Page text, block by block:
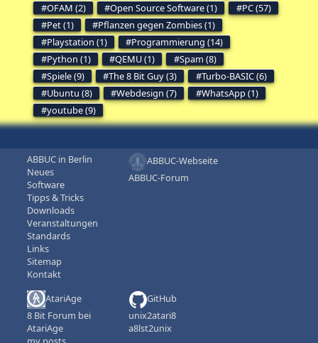
OFAM (2)
Open Source Software (1)
PC (57)
Pet (1)
Pflanzen gegen Zombies (1)
Playstation (1)
Programmierung (14)
Python (1)
QEMU (1)
Spam (8)
Spiele (9)
The 8 Bit Guy (3)
Turbo-BASIC (6)
Ubuntu (8)
Webdesign (7)
WhatsApp (1)
youtube (9)
ABBUC in Berlin
Neues
Software
Tipps & Tricks
Downloads
Veranstaltungen
Standards
Links
Sitemap
Kontakt
ABBUC-Webseite
ABBUC-Forum
AtariAge
8 Bit Forum bei
AtariAge
GitHub
unix2atari8
a8lst2unix